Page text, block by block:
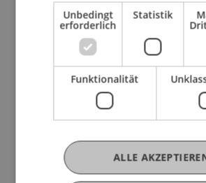
Unbedingt
erforderlich
Statistik
Funktionalität
ALLE